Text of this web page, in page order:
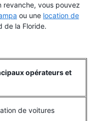
revanche, vous pouvez
ou une location de
de la Floride.
opérateurs et
de voitures